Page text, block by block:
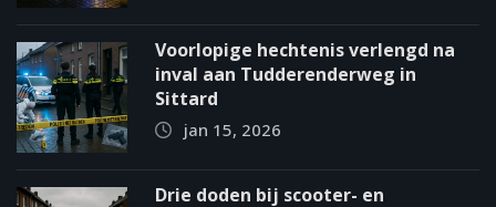
Voorlopige hechtenis verlengd na
inval aan Tudderenderweg in
Sittard
jan 15, 2026
Drie doden bij scooter- en